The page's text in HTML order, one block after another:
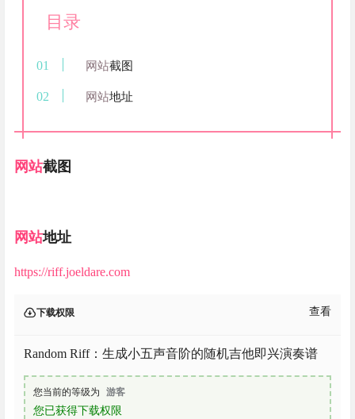
目录
网站截图
网站地址
网站截图
网站地址
https://riff.joeldare.com
下载权限 查看
Random Riff：生成小五声音阶的随机吉他即兴演奏谱
您当前的等级为 游客
您已获得下载权限